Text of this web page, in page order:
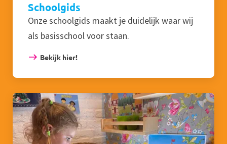
Schoolgids
Onze schoolgids maakt je duidelijk waar wij
als basisschool voor staan.
Bekijk hier!